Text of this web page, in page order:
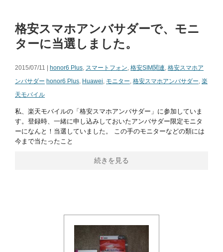
格安スマホアンバサダーで、モニ
ターに当選しました。
2015/07/11 | honor6 Plus, スマートフォン, 格安SIM関連, 格安スマホア
ンバサダー honor6 Plus, Huawei, モニター, 格安スマホアンバサダー, 楽
天モバイル
私、楽天モバイルの「格安スマホアンバサダー」に参加していま
す。登録時、一緒に申し込みしておいたアンバサダー限定モニタ
ーになんと！当選していました。 この手のモニターなどの類には
今まで当たったこと
続きを見る